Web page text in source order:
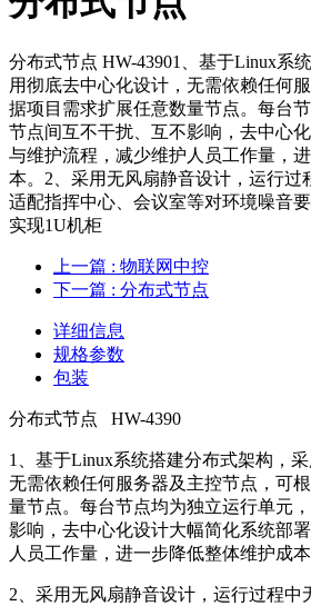
分布式节点 HW-43901、基于Linux系
用彻底去中心化设计，无需依赖任何
据项目需求扩展任意数量节点。每台
节点间互不干扰、互不影响，去中心
与维护流程，减少维护人员工作量，
本。2、采用无风扇静音设计，运行过
适配指挥中心、会议室等对环境噪音
实现1U机柜
上一篇 : 物联网中控
下一篇 : 分布式节点
详细信息
规格参数
包装
分布式节点 HW-4390
1、基于Linux系统搭建分布式架构，
无需依赖任何服务器及主控节点，可
量节点。每台节点均为独立运行单元
影响，去中心化设计大幅简化系统部
人员工作量，进一步降低整体维护成本
2、采用无风扇静音设计，运行过程中